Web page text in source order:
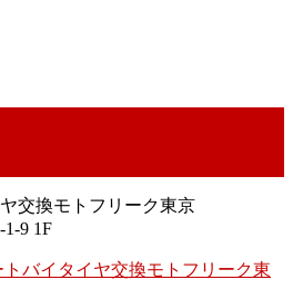
交換モトフリーク東京
9 1F
バイタイヤ交換モトフリーク東